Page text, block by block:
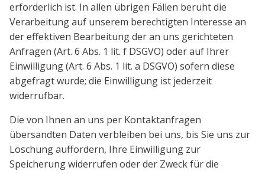
erforderlich ist. In allen übrigen Fällen beruht die
Verarbeitung auf unserem berechtigten Interesse an
der effektiven Bearbeitung der an uns gerichteten
Anfragen (Art. 6 Abs. 1 lit. f DSGVO) oder auf Ihrer
Einwilligung (Art. 6 Abs. 1 lit. a DSGVO) sofern diese
abgefragt wurde; die Einwilligung ist jederzeit
widerrufbar.
Die von Ihnen an uns per Kontaktanfragen
übersandten Daten verbleiben bei uns, bis Sie uns zur
Löschung auffordern, Ihre Einwilligung zur
Speicherung widerrufen oder der Zweck für die